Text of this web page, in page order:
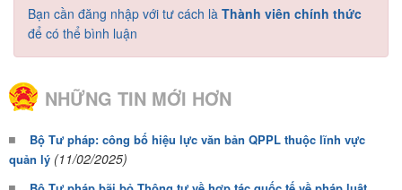
Bạn cần đăng nhập với tư cách là Thành viên chính thức
để có thể bình luận
NHỮNG TIN MỚI HƠN
Bộ Tư pháp: công bố hiệu lực văn bản QPPL thuộc lĩnh vực
quản lý (11/02/2025)